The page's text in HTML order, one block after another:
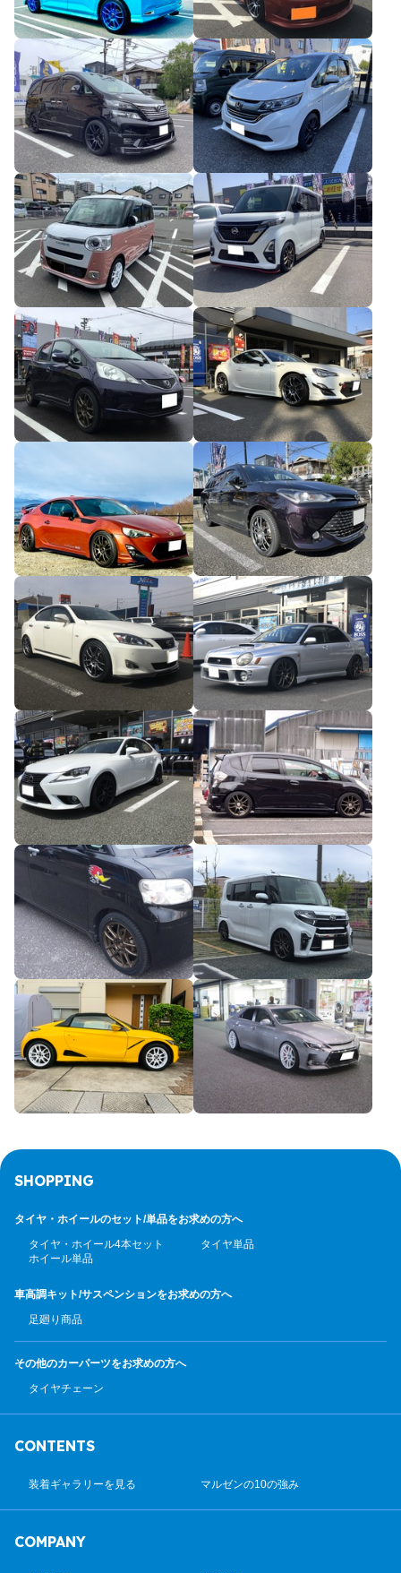
SHOPPING
タイヤ・ホイールのセット/単品をお求めの方へ
タイヤ・ホイール4本セット
タイヤ単品
ホイール単品
車高調キット/サスペンションをお求めの方へ
足廻り商品
その他のカーパーツをお求めの方へ
タイヤチェーン
CONTENTS
装着ギャラリーを見る マルゼンの10の強み
COMPANY